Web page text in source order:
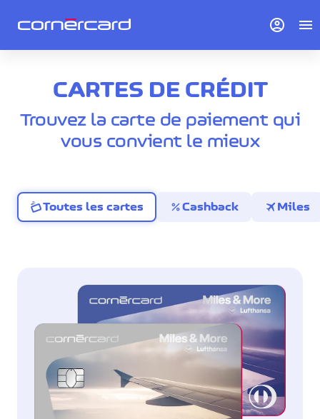
CARTES DE CRÉDIT
Trouvez la carte de paiement qui
vous convient le mieux
Toutes les cartes percentCashback travel Miles
account_circle menu